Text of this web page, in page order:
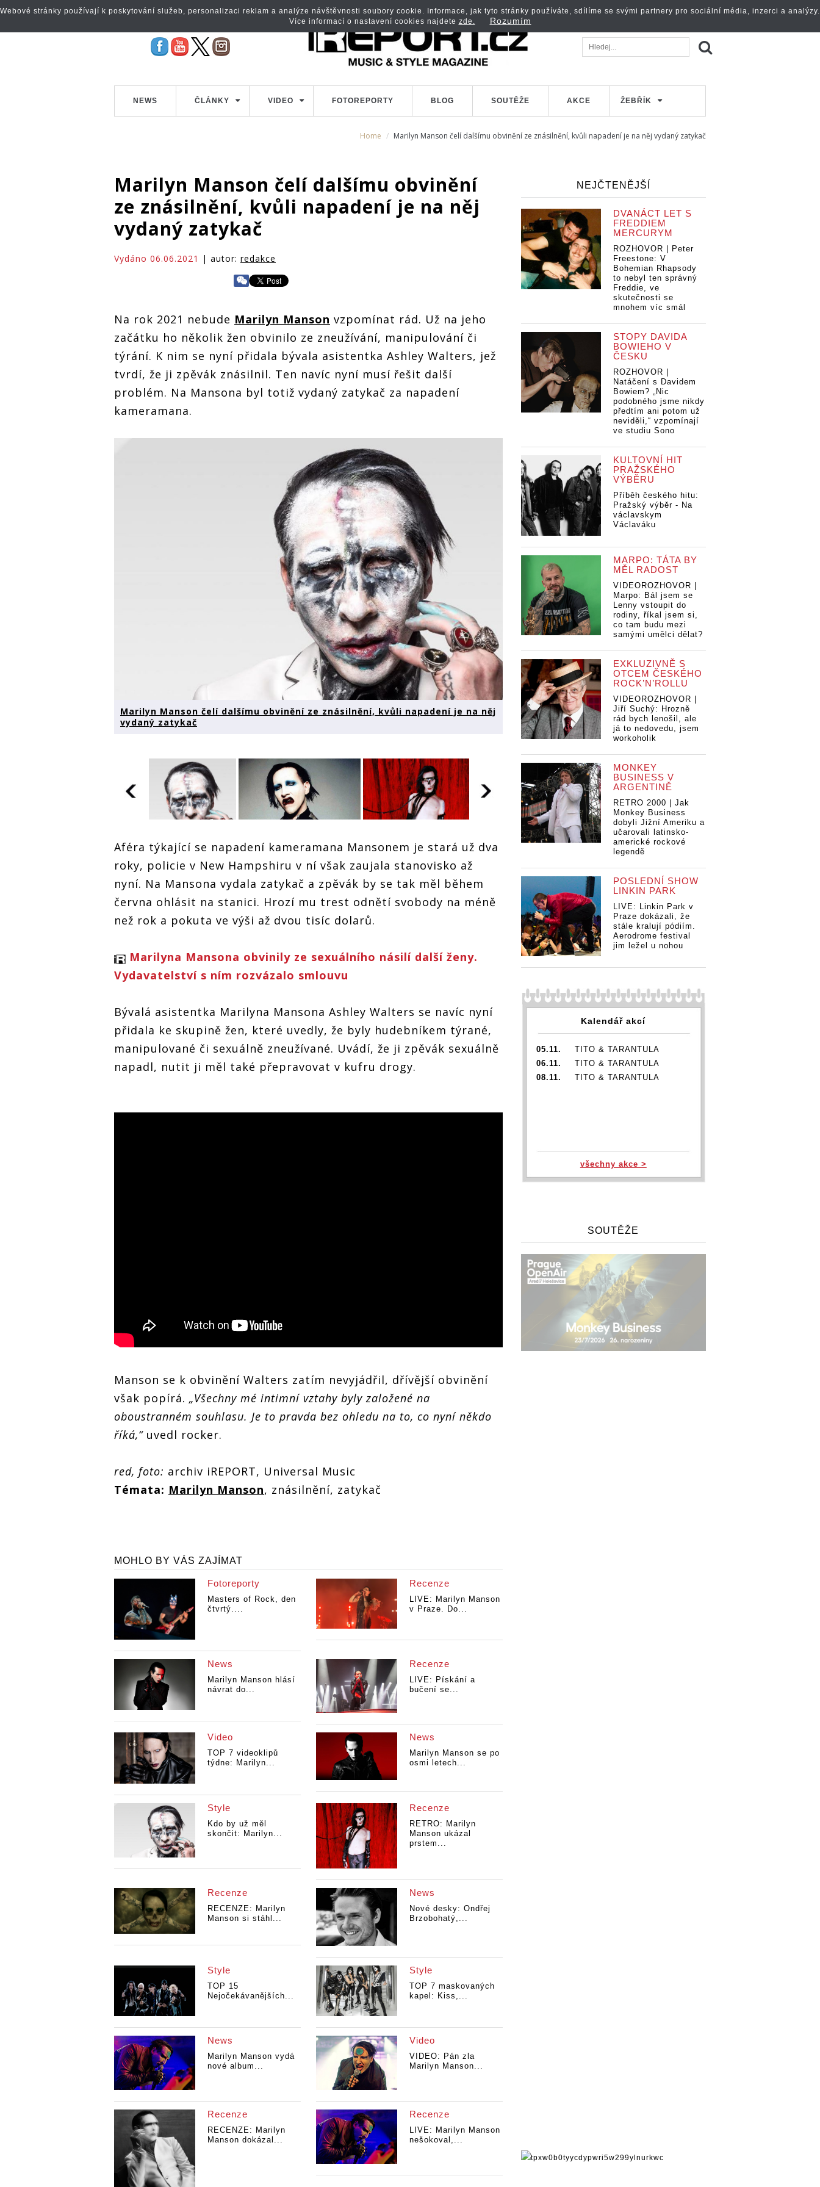
NEWS ČLÁNKY VIDEO FOTOREPORTY BLOG SOUTĚŽE AKCE ŽEBŘÍK
Home Marilyn Manson čelí dalšímu obvinění ze znásilnění, kvůli napadení je na něj vydaný zatykač
Marilyn Manson čelí dalšímu obvinění
ze znásilnění, kvůli napadení je na něj
vydaný zatykač
Vydáno 06.06.2021 | autor: redakce
Na rok 2021 nebude Marilyn Manson vzpomínat rád. Už na jeho
začátku ho několik žen obvinilo ze zneužívání, manipulování či
týrání. K nim se nyní přidala bývala asistentka Ashley Walters, jež
tvrdí, že ji zpěvák znásilnil. Ten navíc nyní musí řešit další
problém. Na Mansona byl totiž vydaný zatykač za napadení
kameramana.
Marilyn Manson čelí dalšímu obvinění ze znásilnění, kvůli napadení je na něj
vydaný zatykač
Marilyn Manson čelí
dalšímu obvinění ze
znásilnění, kvůli
napadení je na něj
vydaný zatykač
Marilyn Manson čelí
dalšímu obvinění ze
znásilnění, kvůli
napadení je na něj
vydaný zatykač
Marilyn Manson čelí
dalšímu obvinění ze
znásilnění, kvůli
napadení je na něj
Marilyn Manson čelí
znásilnění, kvůli
napadení je na něj
vydaný zatykač
Marilyn Manson čelí
znásilnění, kvůli
napadení je na něj
vydaný zatykač
Aféra týkající se napadení kameramana Mansonem je stará už dva
roky, policie v New Hampshiru v ní však zaujala stanovisko až
nyní. Na Mansona vydala zatykač a zpěvák by se tak měl během
června ohlásit na stanici. Hrozí mu trest odnětí svobody na méně
než rok a pokuta ve výši až dvou tisíc dolarů.
Marilyna Mansona obvinily ze sexuálního násilí další ženy.
Vydavatelství s ním rozvázalo smlouvu
Bývalá asistentka Marilyna Mansona Ashley Walters se navíc nyní
přidala ke skupině žen, které uvedly, že byly hudebníkem týrané,
manipulované či sexuálně zneužívané. Uvádí, že ji zpěvák sexuálně
napadl, nutit ji měl také přepravovat v kufru drogy.
Manson se k obvinění Walters zatím nevyjádřil, dřívější obvinění
však popírá. „Všechny mé intimní vztahy byly založené na
oboustranném souhlasu. Je to pravda bez ohledu na to, co nyní někdo
říká,“ uvedl rocker.
red, foto: archiv iREPORT, Universal Music
Témata: Marilyn Manson, znásilnění, zatykač
MOHLO BY VÁS ZAJÍMAT
Fotoreporty
Masters of Rock, den
čtvrtý....
Recenze
LIVE: Marilyn Manson
v Praze. Do...
News
Marilyn Manson hlásí
návrat do...
Recenze
LIVE: Pískání a
bučení se...
Video
TOP 7 videoklipů
týdne: Marilyn...
News
Marilyn Manson se po
osmi letech...
Style
Kdo by už měl
skončit: Marilyn...
Recenze
RETRO: Marilyn
Manson ukázal
prstem...
Recenze
RECENZE: Marilyn
Manson si stáhl...
News
Nové desky: Ondřej
Brzobohatý,...
Style
TOP 15
Nejočekávanějších...
Style
TOP 7 maskovaných
kapel: Kiss,...
News
Marilyn Manson vydá
nové album...
Video
VIDEO: Pán zla
Marilyn Manson...
Recenze
RECENZE: Marilyn
Manson dokázal...
Recenze
LIVE: Marilyn Manson
nešokoval,...
NEJČTENĚJŠÍ
DVANÁCT LET S
FREDDIEM
MERCURYM
ROZHOVOR | Peter
Freestone: V
Bohemian Rhapsody
to nebyl ten správný
Freddie, ve
skutečnosti se
mnohem víc smál
STOPY DAVIDA
BOWIEHO V
ČESKU
ROZHOVOR |
Natáčení s Davidem
Bowiem? „Nic
podobného jsme nikdy
předtím ani potom už
neviděli,“ vzpomínají
ve studiu Sono
KULTOVNÍ HIT
PRAŽSKÉHO
VÝBĚRU
Příběh českého hitu:
Pražský výběr - Na
václavskym
Václaváku
MARPO: TÁTA BY
MĚL RADOST
VIDEOROZHOVOR |
Marpo: Bál jsem se
Lenny vstoupit do
rodiny, říkal jsem si,
co tam budu mezi
samými umělci dělat?
EXKLUZIVNĚ S
OTCEM ČESKÉHO
ROCK’N’ROLLU
VIDEOROZHOVOR |
Jiří Suchý: Hrozně
rád bych lenošil, ale
já to nedovedu, jsem
workoholik
MONKEY
BUSINESS V
ARGENTINĚ
RETRO 2000 | Jak
Monkey Business
dobyli Jižní Ameriku a
učarovali latinsko-
americké rockové
legendě
POSLEDNÍ SHOW
LINKIN PARK
LIVE: Linkin Park v
Praze dokázali, že
stále kralují pódiím.
Aerodrome festival
jim ležel u nohou
Kalendář akcí
05.11.
TITO & TARANTULA
06.11.
TITO & TARANTULA
08.11.
TITO & TARANTULA
všechny akce >
SOUTĚŽE
Webové stránky používají k poskytování služeb, personalizaci reklam a analýze návštěvnosti soubory cookie. Informace, jak tyto stránky používáte, sdílíme se svými partnery pro sociální média, inzerci a analýzy.
Více informací o nastavení cookies najdete zde. Rozumím